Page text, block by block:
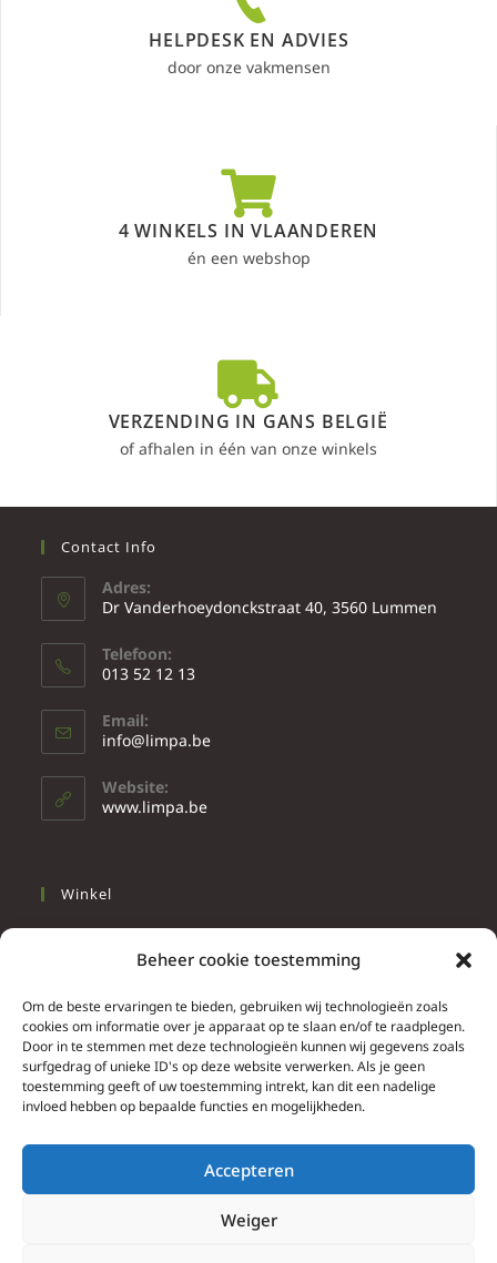
Beheer cookie toestemming
Om de beste ervaringen te bieden, gebruiken wij technologieën zoals
cookies om informatie over je apparaat op te slaan en/of te raadplegen.
Door in te stemmen met deze technologieën kunnen wij gegevens zoals
surfgedrag of unieke ID's op deze website verwerken. Als je geen
toestemming geeft of uw toestemming intrekt, kan dit een nadelige
invloed hebben op bepaalde functies en mogelijkheden.
Accepteren
Weiger
HELPDESK EN ADVIES
door onze vakmensen
4 WINKELS IN VLAANDEREN
én een webshop
VERZENDING IN GANS BELGIË
of afhalen in één van onze winkels
Contact Info
Adres:
Dr Vanderhoeydonckstraat 40, 3560 Lummen
Telefoon:
013 52 12 13
Email:
info@limpa.be
Website:
www.limpa.be
Winkel
Wonen
Info
Contacteer ons